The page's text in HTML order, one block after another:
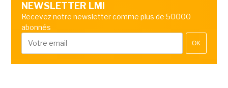
NEWSLETTER LMI
Recevez notre newsletter comme plus de 50000
abonnés
OK